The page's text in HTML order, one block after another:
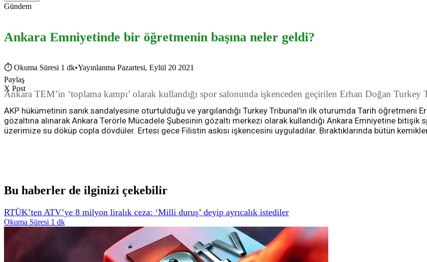
Gündem
Ankara Emniyetinde bir öğretmenin başına neler geldi?
⏱ Okuma Süresi 1 dk•Yayınlanma Pazartesi, Eylül 20 2021
Paylaş
X Post
Ankara TEM’in ‘toplama kampı’ olarak kullandığı spor salonunda işkenceden geçirilen Erhan Doğan Turkey
AKP hükümetinin sanık sandalyesine oturtulduğu ve yargılandığı Turkey Tribunal'in ilk oturumda Tarih öğretmeni
gözaltına alınarak Ankara Terörle Mücadele Şubesinin gözaltı merkezi olarak kullandığı Ankara Emniyetine
üzerimize su döküp copla dövdüler. Ertesi gece Filistin askısı işkencesini uyguladılar. Bıraktıklarında bütün
Bu haberler de ilginizi çekebilir
RTÜK’ten ATV’ye 8 milyon liralık ceza: ‘Milli duruş’ deyip ayrıcalık istediler
Okuma Süresi 1 dk